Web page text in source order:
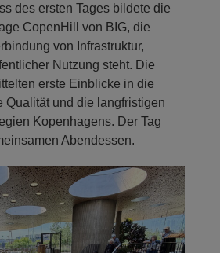
des ersten Tages bildete die
CopenHill von BIG, die
von Infrastruktur,
Nutzung steht. Die
erste Einblicke in die
Qualität und die langfristigen
Kopenhagens. Der Tag
Abendessen.
Next